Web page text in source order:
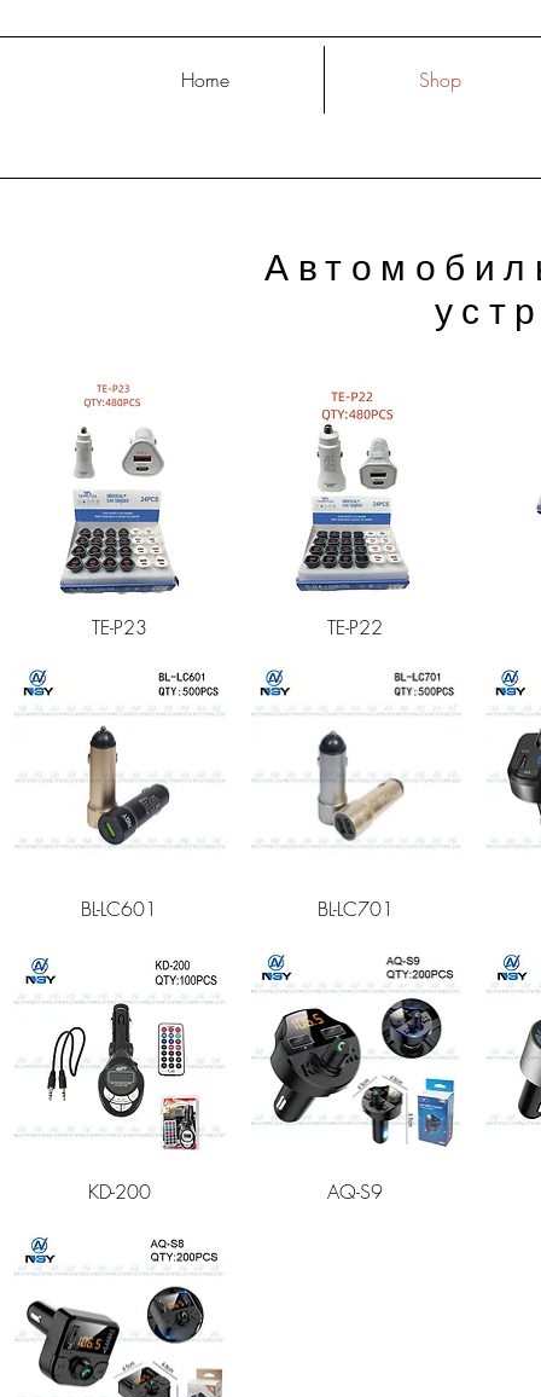
Home Shop
快速瀏覽
TE-P23 快速瀏覽
TE-P22
快速瀏覽
BL-LC601 快速瀏覽
BL-LC701
快速瀏覽
KD-200 快速瀏覽
AQ-S9